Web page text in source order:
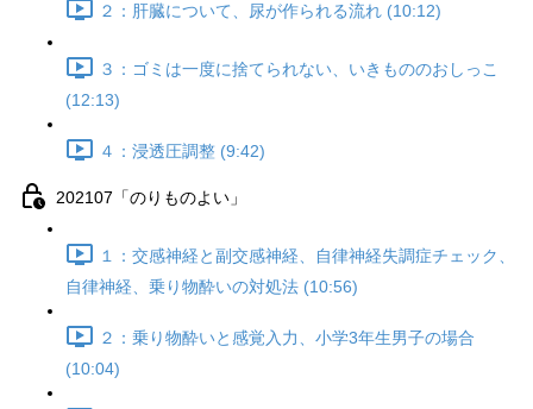
２：肝臓について、尿が作られる流れ (10:12)
３：ゴミは一度に捨てられない、いきもののおしっこ
(12:13)
４：浸透圧調整 (9:42)
202107「のりものよい」
１：交感神経と副交感神経、自律神経失調症チェック、
自律神経、乗り物酔いの対処法 (10:56)
２：乗り物酔いと感覚入力、小学3年生男子の場合
(10:04)